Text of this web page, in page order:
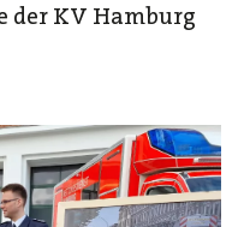
der KV Hamburg